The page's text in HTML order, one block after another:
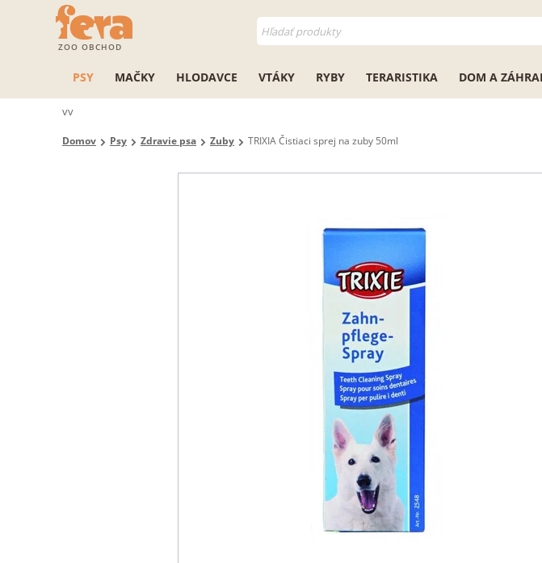
ZOO OBCHOD
PSY MAČKY HLODAVCE VTÁKY RYBY TERARISTIKA DOM A
vv
Domov Psy Zdravie psa Zuby TRIXIA Čistiaci sprej na zuby 50ml